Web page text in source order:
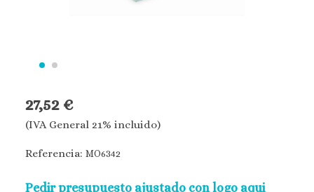
27,52 €
(IVA General 21% incluido)
Referencia: MO6342
Pedir presupuesto ajustado con logo aqui